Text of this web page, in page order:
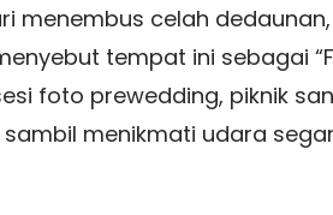
menembus celah
tempat ini sebagai
foto prewedding, piknik
menikmati udara